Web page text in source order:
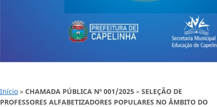
Início » CHAMADA PÚBLICA Nº 001/2025 – SELEÇÃO DE
PROFESSORES ALFABETIZADORES POPULARES NO ÂMBITO DO